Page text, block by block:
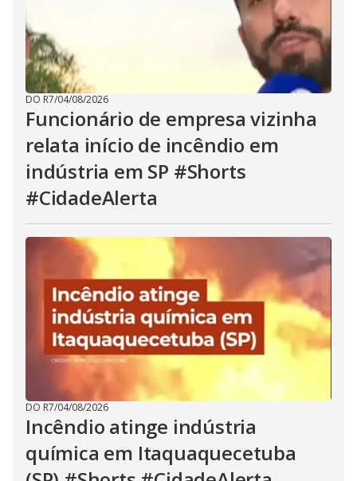
DO R7/04/08/2026
Funcionário de empresa vizinha
relata início de incêndio em
indústria em SP #Shorts
#CidadeAlerta
DO R7/04/08/2026
Incêndio atinge indústria
química em Itaquaquecetuba